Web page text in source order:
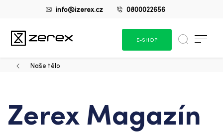
info@izerex.cz 0800022656
E-SHOP
Naše tělo
Zerex Magazín